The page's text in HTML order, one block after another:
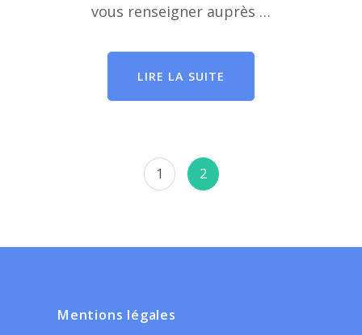
vous renseigner auprès …
LIRE LA SUITE
Page
1 Page
2
Mentions légales